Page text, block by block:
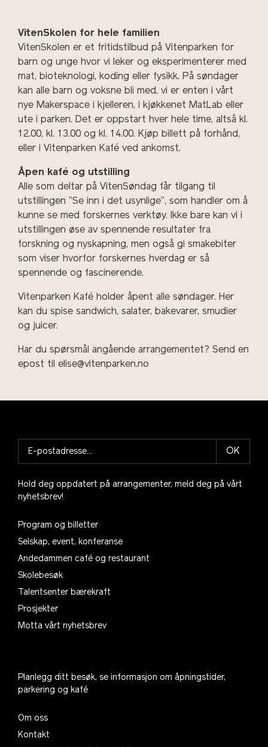
VitenSkolen for hele familien
VitenSkolen er et fritidstilbud på Vitenparken for
barn og unge hvor vi leker og eksperimenterer med
mat, bioteknologi, koding eller fysikk. På søndager
kan alle barn og voksne bli med, vi er enten i vårt
nye Makerspace i kjelleren, i kjøkkenet MatLab eller
ute i parken. Det er oppstart hver hele time, altså kl.
12.00, kl. 13.00 og kl. 14.00. Kjøp billett på forhånd,
eller i Vitenparken Kafé ved ankomst.
Åpen kafé og utstilling
Alle som deltar på VitenSøndag får tilgang til
utstillingen ”Se inn i det usynlige”, som handler om å
kunne se med forskernes verktøy. Ikke bare kan vi i
utstillingen øse av spennende resultater fra
forskning og nyskapning, men også gi smakebiter
som viser hvorfor forskernes hverdag er så
spennende og fascinerende.
Vitenparken Kafé holder åpent alle søndager. Her
kan du spise sandwich, salater, bakevarer, smudier
og juicer.
Har du spørsmål angående arrangementet? Send en
epost til elise@vitenparken.no
OK
Hold deg oppdatert på arrangementer, meld deg på vårt
nyhetsbrev!
Program og billetter
Selskap, event, konferanse
Andedammen café og restaurant
Skolebesøk
Talentsenter bærekraft
Prosjekter
Motta vårt nyhetsbrev
Planlegg ditt besøk, se informasjon om åpningstider,
parkering og kafé
Om oss
Kontakt